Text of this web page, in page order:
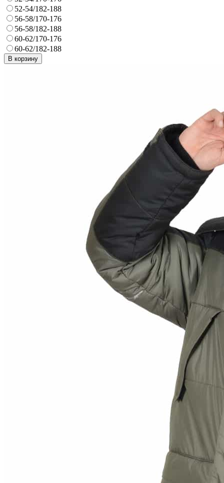
52-54/182-188
56-58/170-176
56-58/182-188
60-62/170-176
60-62/182-188
В корзину